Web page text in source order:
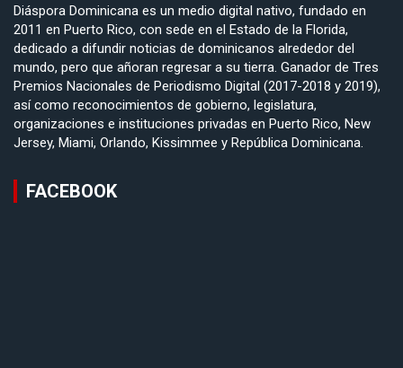
Diáspora Dominicana es un medio digital nativo, fundado en
2011 en Puerto Rico, con sede en el Estado de la Florida,
dedicado a difundir noticias de dominicanos alrededor del
mundo, pero que añoran regresar a su tierra. Ganador de Tres
Premios Nacionales de Periodismo Digital (2017-2018 y 2019),
así como reconocimientos de gobierno, legislatura,
organizaciones e instituciones privadas en Puerto Rico, New
Jersey, Miami, Orlando, Kissimmee y República Dominicana.
FACEBOOK